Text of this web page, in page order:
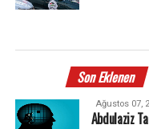
Son Eklenen
Ağustos 07,
Abdulaziz